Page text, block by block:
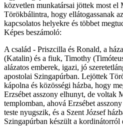
közvetlen munkatársai jöttek most el
Törökbálintra, hogy ellátogassanak
kapcsolatos helyekre és többet
Képes beszámoló:
A család - Priszcilla és Ronald, a
(Katalin) és a fiuk, Timothy
alázatos emberek, igazi, jó
apostolai Szingapúrban. Lejöttek
kápolna és közösségi házba, hogy
Erzsébet asszony elhunyt, de voltak
templomban, ahová Erzsébet
teste nyugszik, és a Szent József
Szingapúrban készült a kordinátorról